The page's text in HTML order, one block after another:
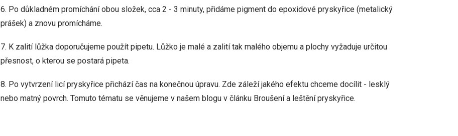
6. Po důkladném promíchání obou složek, cca 2 - 3 minuty, přidáme pigment do epoxidové pryskyřice (metalický
prášek) a znovu promícháme.
7. K zalití lůžka doporučujeme použít pipetu. Lůžko je malé a zalití tak malého objemu a plochy vyžaduje určitou
přesnost, o kterou se postará pipeta.
8. Po vytvrzení licí pryskyřice přichází čas na konečnou úpravu. Zde záleží jakého efektu chceme docílit - lesklý
nebo matný povrch. Tomuto tématu se věnujeme v našem blogu v článku Broušení a leštění pryskyřice.